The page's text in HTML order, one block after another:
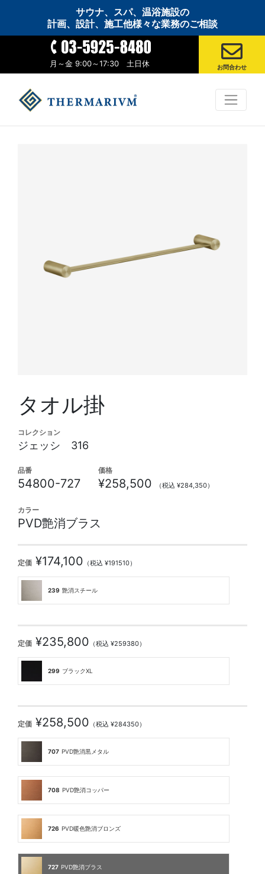
サウナ、スパ、温浴施設の
計画、設計、施工他様々な業務のご相談
月～金 9:00～17:30 土日休 お問合わせ
タオル掛
コレクション
ジェッシ 316
品番
54800-727
価格
¥258,500 （税込 ¥284,350）
カラー
PVD艶消ブラス
定価 ¥174,100 （税込 ¥191510）
239 艶消スチール
定価 ¥235,800 （税込 ¥259380）
299 ブラックXL
定価 ¥258,500 （税込 ¥284350）
707 PVD艶消黒メタル
708 PVD艶消コッパー
726 PVD暖色艶消ブロンズ
727 PVD艶消ブラス